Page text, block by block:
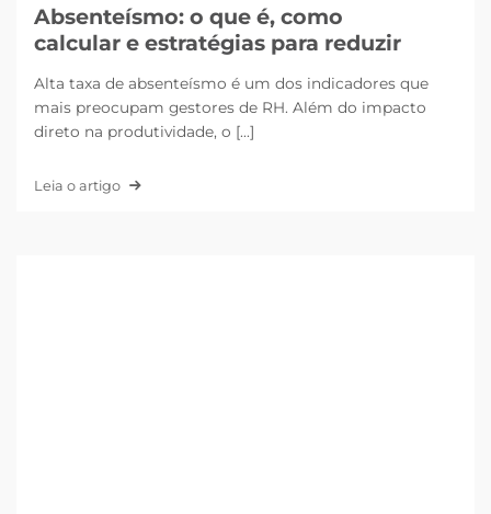
Absenteísmo: o que é, como
calcular e estratégias para reduzir
Alta taxa de absenteísmo é um dos indicadores que
mais preocupam gestores de RH. Além do impacto
direto na produtividade, o [...]
Leia o artigo